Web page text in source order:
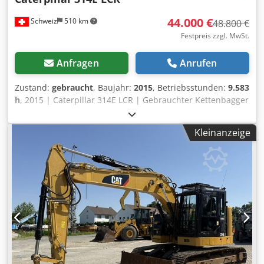
Schweiz 510 km 44.000 €48.800 €
Festpreis zzgl. MwSt.
Anfragen Anrufen
Zustand: gebraucht, Baujahr: 2015, Betriebsstunden: 9.583
h, 2015 | Caterpillar 314E LCR | Gebrauchter Kettenbagger
| 9583 hours 📍Location: Schweiz 🚛 Delivery available to
your destination – Use our shipping calculator to estimate
transport costs! 💰 Buy Now for EUR 44000 or Make an
Offer. Payment at delivery available for an affordable fee
(subject to approval)* 👷‍♂️ Inspected by an independent
expert 65 Inspektionspunkte 53 genehmigt ✅ 11
unvollkommene ℹ️ 1 Ausgaben ⚠️ 📌 Inspector's Comment:
KIPPLÖFFEL NICHT INBEGRIFFEN. Gut funktionierender
Bagger, Antrieb etwas laut, installiertes Cat Product Link
System, Kamera und Oilquick Schnellwechsler, 1 Löffel,
Hydraulikölstand etwas niedrig, gute Motorleistung,
Autolube verliert etwas Öl aus dem Schlauch, kleines Spiel
im Schwenkantrieb sowie bei den Bolzen des Auslegers
Kleinanzeige